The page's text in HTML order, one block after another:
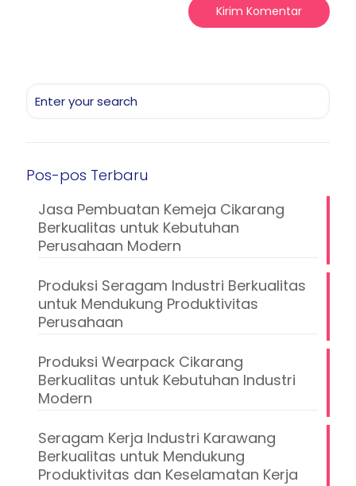
Pos-pos Terbaru
Jasa Pembuatan Kemeja Cikarang
Berkualitas untuk Kebutuhan
Perusahaan Modern
Produksi Seragam Industri Berkualitas
untuk Mendukung Produktivitas
Perusahaan
Produksi Wearpack Cikarang
Berkualitas untuk Kebutuhan Industri
Modern
Seragam Kerja Industri Karawang
Berkualitas untuk Mendukung
Produktivitas dan Keselamatan Kerja